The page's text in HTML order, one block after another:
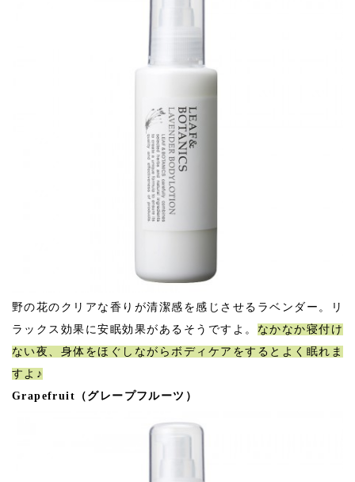
野の花のクリアな香りが清潔感を感じさせるラベンダー。リ
ラックス効果に安眠効果があるそうですよ。 なかなか寝付け
ない夜、身体をほぐしながらボディケアをするとよく眠れま
すよ♪
Grapefruit（グレープフルーツ）